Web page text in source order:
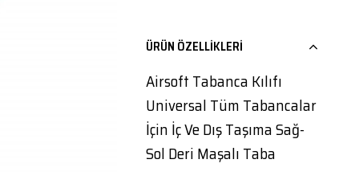
ÜRÜN ÖZELLIKLERI
Airsoft Tabanca Kılıfı
Universal Tüm Tabancalar
İçin İç Ve Dış Taşıma Sağ-
Sol Deri Maşalı Taba